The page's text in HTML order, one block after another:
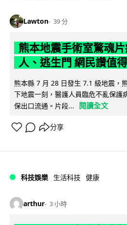
Lawton 39 分
熊本地震手術室驚魂
人、逃生門 網民讚值
熊本縣 7 月 28 日發生 7.1 級地震，
下地震一刻，醫護人員臨危不亂保護
保出口流通。片段...
閱讀全文
分享
科技娛樂 生活科技 健康
arthur 3 小時